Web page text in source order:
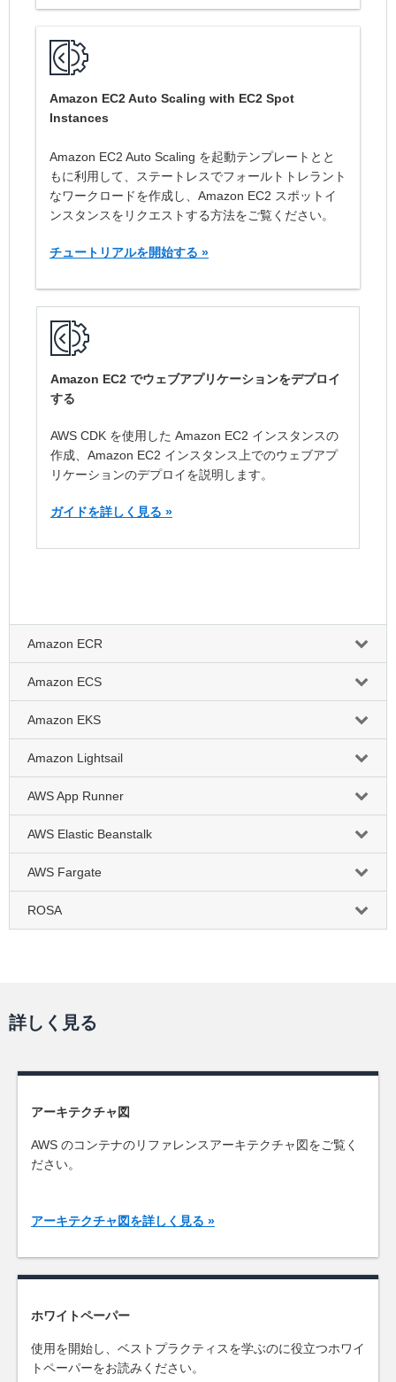
Amazon EC2 Auto Scaling with EC2 Spot
Instances
Amazon EC2 Auto Scaling を起動テンプレートとと
もに利用して、ステートレスでフォールトトレラント
なワークロードを作成し、Amazon EC2 スポットイ
ンスタンスをリクエストする方法をご覧ください。
チュートリアルを開始する »
Amazon EC2 でウェブアプリケーションをデプロイ
する
AWS CDK を使用した Amazon EC2 インスタンスの
作成、Amazon EC2 インスタンス上でのウェブアプ
リケーションのデプロイを説明します。
ガイドを詳しく見る »
Amazon ECR
Amazon ECS
Amazon EKS
Amazon Lightsail
AWS App Runner
AWS Elastic Beanstalk
AWS Fargate
ROSA
詳しく見る
アーキテクチャ図
AWS のコンテナのリファレンスアーキテクチャ図をご覧く
ださい。
アーキテクチャ図を詳しく見る »
ホワイトペーパー
使用を開始し、ベストプラクティスを学ぶのに役立つホワイ
トペーパーをお読みください。